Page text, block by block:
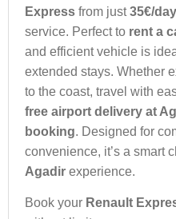
Express from just35€/day
service. Perfect to rent a
and efficient vehicle is
extended stays. Whether
to the coast, travel with
free airport delivery at
booking. Designed for
convenience, it’s a smart
Agadir experience.
Book your Renault